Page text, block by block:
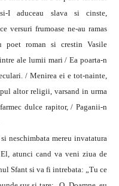
I aduceau slava si cinste,
versuri frumoase ne-au ramas
poet roman si crestin Vasile
ale lumii mari / Ea poarta-n
/ Menirea ei e tot-nainte,
altor religii, varsand in urma
dulce rapitor, / Paganii-n
neschimbata mereu invatatura
atunci cand va veni ziua de
Sfant si va fi intrebata: „Tu ce